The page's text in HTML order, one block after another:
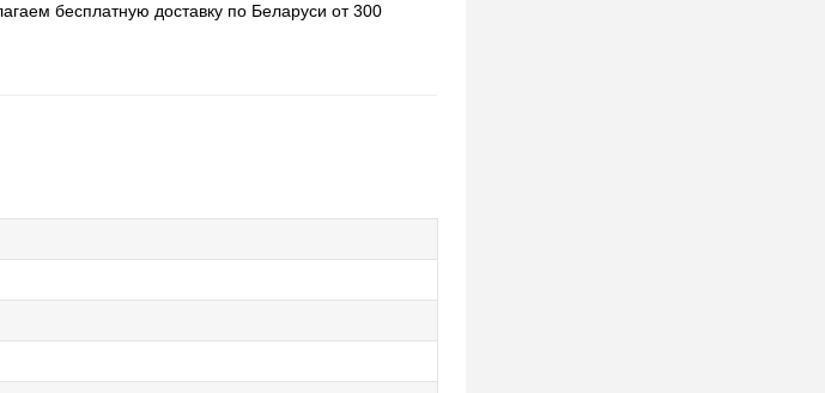
бесплатную доставку по Беларуси от 300